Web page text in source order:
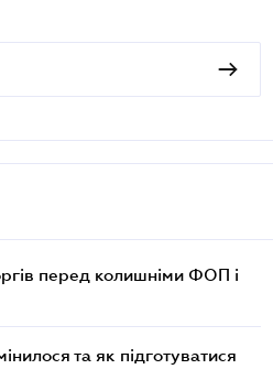
перед колишніми ФОП і
та як підготуватися